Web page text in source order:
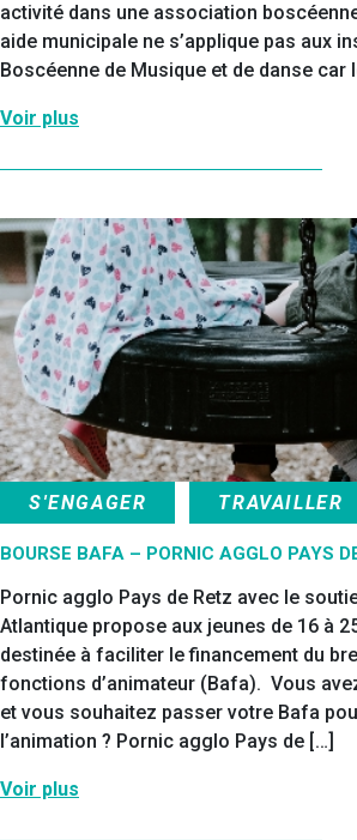
activité dans une association
aide municipale ne s’applique pas aux
Boscéenne de Musique et de danse car
Voir plus
S'ENGAGER TRAVAILLER
BOURSE BAFA – PORNIC AGGLO PAYS
Pornic agglo Pays de Retz avec le
Atlantique propose aux jeunes de 16 à
destinée à faciliter le financement du
fonctions d’animateur (Bafa). Vous
et vous souhaitez passer votre Bafa
l’animation ? Pornic agglo Pays de […]
Voir plus